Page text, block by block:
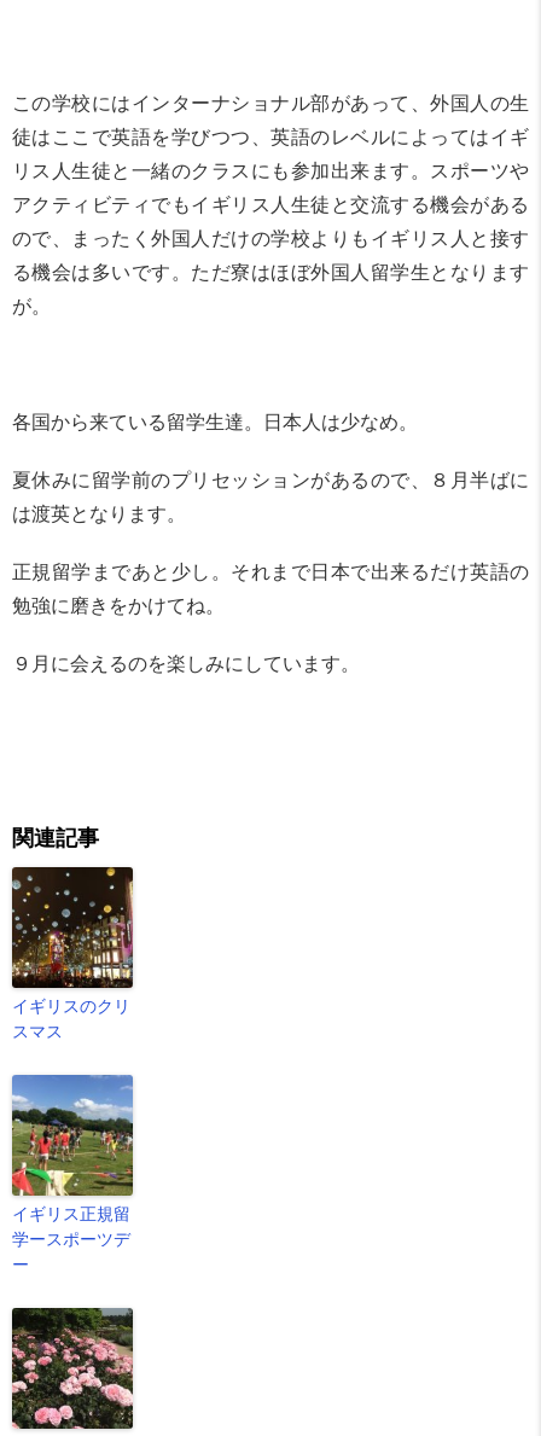
この学校にはインターナショナル部があって、外国人の生
徒はここで英語を学びつつ、英語のレベルによってはイギ
リス人生徒と一緒のクラスにも参加出来ます。スポーツや
アクティビティでもイギリス人生徒と交流する機会がある
ので、まったく外国人だけの学校よりもイギリス人と接す
る機会は多いです。ただ寮はほぼ外国人留学生となります
が。
各国から来ている留学生達。日本人は少なめ。
夏休みに留学前のプリセッションがあるので、８月半ばに
は渡英となります。
正規留学まであと少し。それまで日本で出来るだけ英語の
勉強に磨きをかけてね。
９月に会えるのを楽しみにしています。
関連記事
イギリスのクリ
スマス
イギリス正規留
学ースポーツデ
ー